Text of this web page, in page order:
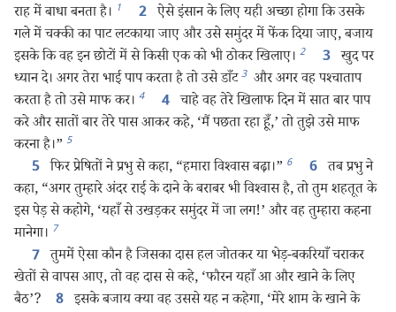
राह में बाधा बनता है। 1 2 ऐसे इंसान के लिए यही अच्छा होगा कि उसके
गले में चक्की का पाट लटकाया जाए और उसे समुंदर में फेंक दिया जाए, बजाय
इसके कि वह इन छोटों में से किसी एक को भी ठोकर खिलाए। 2 3 खुद पर
ध्यान दे। अगर तेरा भाई पाप करता है तो उसे डाँट 3 और अगर वह पश्‍चाताप
करता है तो उसे माफ कर। 4 4 चाहे वह तेरे खिलाफ दिन में सात बार पाप
करे और सातों बार तेरे पास आकर कहे, ‘मैं पछता रहा हूँ,’ तो तुझे उसे माफ
करना है।” 5
5 फिर प्रेषितों ने प्रभु से कहा, “हमारा विश्‍वास बढ़ा।” 6 6 तब प्रभु ने
कहा, “अगर तुम्हारे अंदर राई के दाने के बराबर भी विश्‍वास है, तो तुम शहतूत के
इस पेड़ से कहोगे, ‘यहाँ से उखड़कर समुंदर में जा लग!’ और वह तुम्हारा कहना
मानेगा। 7
7 तुममें ऐसा कौन है जिसका दास हल जोतकर या भेड़-बकरियाँ चराकर
खेतों से वापस आए, तो वह दास से कहे, ‘फौरन यहाँ आ और खाने के लिए
बैठ’?
8 इसके बजाय क्या वह उससे यह न कहेगा, ‘मेरे शाम के खाने के